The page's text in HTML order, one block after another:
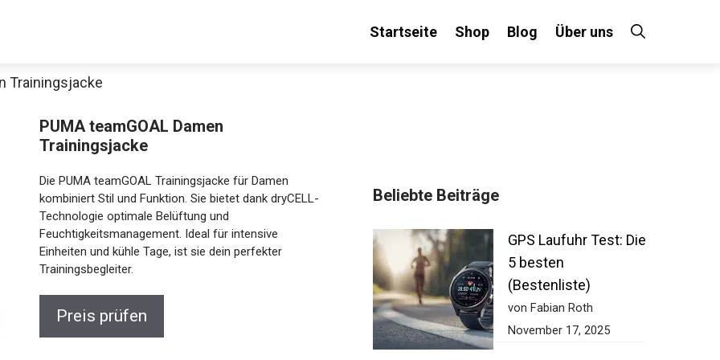
Startseite Shop Blog Über uns
Trainingsjacke
PUMA teamGOAL Damen
Trainingsjacke
Die PUMA teamGOAL Trainingsjacke für Damen
kombiniert Stil und Funktion. Sie bietet dank dryCELL-
Technologie optimale Belüftung und
Feuchtigkeitsmanagement. Ideal für intensive
Einheiten und kühle Tage, ist sie dein perfekter
Trainingsbegleiter.
Preis prüfen
Beliebte Beiträge
GPS Laufuhr Test:
Die 5 besten
(Bestenliste)
von Fabian Roth
November 17, 2025
Decathlon Sale
dir jetzt die meistverkauften Produkte im Sale bei Decathlon an!
Jetzt anschauen